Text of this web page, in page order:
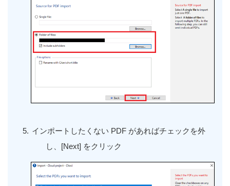
インポートしたくない PDF があればチェックを外
し、 [Next] をクリック